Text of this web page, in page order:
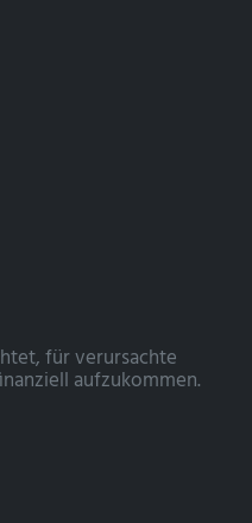
für verursachte
aufzukommen.